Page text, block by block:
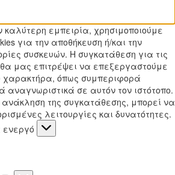
εμπειρία, χρησιμοποιούμε
για την αποθήκευση ή/και την
συσκευών. Η συγκατάθεση για τις
μας επιτρέψει να επεξεργαστούμε
χαρακτήρα, όπως συμπεριφορά
αναγνωριστικά σε αυτόν τον ιστότοπο.
της συγκατάθεσης, μπορεί να
λειτουργίες και δυνατότητες.